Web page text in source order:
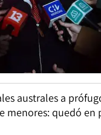
australes a
menores: quedó en